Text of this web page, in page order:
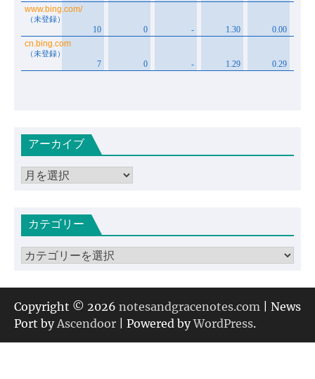
アーカイブ
ア
イカテゴリー
カ
ゴ
リ
ー
Copyright © 2026 notesandgracenotes.com | News
Port byAscendoor | Powered byWordPress.